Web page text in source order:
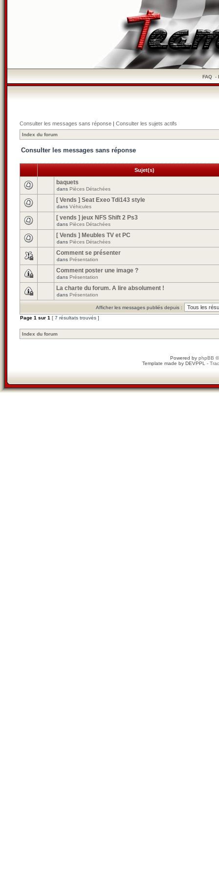
FAQ-
Consulter les messages sans réponse | Consulter les sujets actifs
Index du forum
Consulter les messages sans réponse
Sujet(s)
baquets
dans Pièces Détachées
[ Vends ] Seat Exeo Tdi143 style
dans Véhicules
[ vends ] jeux NFS Shift 2 Ps3
dans Pièces Détachées
[ Vends ] Meubles TV et PC
dans Pièces Détachées
Comment se présenter
dans Présentation
Comment poster une image ?
dans Présentation
La charte du forum. A lire absolument !
dans Présentation
Afficher les messages publiés depuis :
Page 1 sur 1 [ 7 résultats trouvés ]
Index du forum
Powered by phpBB
Template made by DEVPPL -